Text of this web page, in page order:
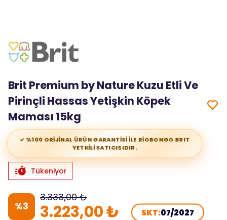
Brit Premium by Nature Kuzu Etli Ve
Pirinçli Hassas Yetişkin Köpek
Maması 15kg
✓ %100 ORİJİNAL ÜRÜN GARANTİSİ İLE RİOBONGO BRIT
YETKİLİ SATICISIDIR.
Tükeniyor
%3
3.333,00 ₺
3.223,00 ₺ SKT:07/2027